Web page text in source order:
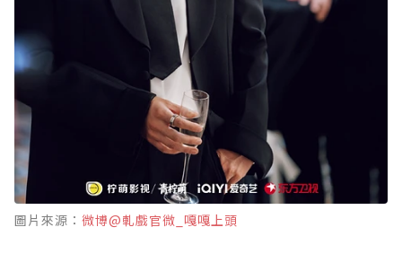
圖片來源： 微博@軋戲官微_嘎嘎上頭